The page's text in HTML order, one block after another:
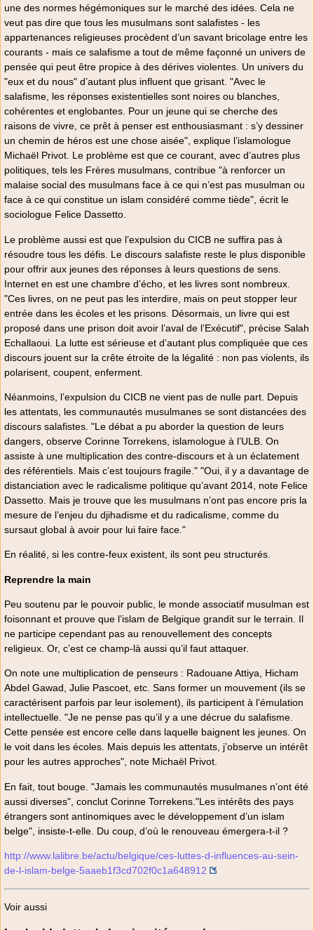
une des normes hégémoniques sur le marché des idées. Cela ne
veut pas dire que tous les musulmans sont salafistes - les
appartenances religieuses procèdent d’un savant bricolage entre les
courants - mais ce salafisme a tout de même façonné un univers de
pensée qui peut être propice à des dérives violentes. Un univers du
"eux et du nous" d’autant plus influent que grisant. "Avec le
salafisme, les réponses existentielles sont noires ou blanches,
cohérentes et englobantes. Pour un jeune qui se cherche des
raisons de vivre, ce prêt à penser est enthousiasmant : s’y dessiner
un chemin de héros est une chose aisée", explique l’islamologue
Michaël Privot. Le problème est que ce courant, avec d’autres plus
politiques, tels les Frères musulmans, contribue "à renforcer un
malaise social des musulmans face à ce qui n’est pas musulman ou
face à ce qui constitue un islam considéré comme tiède", écrit le
sociologue Felice Dassetto.
Le problème aussi est que l’expulsion du CICB ne suffira pas à
résoudre tous les défis. Le discours salafiste reste le plus disponible
pour offrir aux jeunes des réponses à leurs questions de sens.
Internet en est une chambre d’écho, et les livres sont nombreux.
"Ces livres, on ne peut pas les interdire, mais on peut stopper leur
entrée dans les écoles et les prisons. Désormais, un livre qui est
proposé dans une prison doit avoir l’aval de l’Exécutif", précise Salah
Echallaoui. La lutte est sérieuse et d’autant plus compliquée que ces
discours jouent sur la crête étroite de la légalité : non pas violents, ils
polarisent, coupent, enferment.
Néanmoins, l’expulsion du CICB ne vient pas de nulle part. Depuis
les attentats, les communautés musulmanes se sont distancées des
discours salafistes. "Le débat a pu aborder la question de leurs
dangers, observe Corinne Torrekens, islamologue à l’ULB. On
assiste à une multiplication des contre-discours et à un éclatement
des référentiels. Mais c’est toujours fragile." "Oui, il y a davantage de
distanciation avec le radicalisme politique qu’avant 2014, note Felice
Dassetto. Mais je trouve que les musulmans n’ont pas encore pris la
mesure de l’enjeu du djihadisme et du radicalisme, comme du
sursaut global à avoir pour lui faire face."
En réalité, si les contre-feux existent, ils sont peu structurés.
Reprendre la main
Peu soutenu par le pouvoir public, le monde associatif musulman est
foisonnant et prouve que l’islam de Belgique grandit sur le terrain. Il
ne participe cependant pas au renouvellement des concepts
religieux. Or, c’est ce champ-là aussi qu’il faut attaquer.
On note une multiplication de penseurs : Radouane Attiya, Hicham
Abdel Gawad, Julie Pascoet, etc. Sans former un mouvement (ils se
caractérisent parfois par leur isolement), ils participent à l’émulation
intellectuelle. "Je ne pense pas qu’il y a une décrue du salafisme.
Cette pensée est encore celle dans laquelle baignent les jeunes. On
le voit dans les écoles. Mais depuis les attentats, j’observe un intérêt
pour les autres approches", note Michaël Privot.
En fait, tout bouge. "Jamais les communautés musulmanes n’ont été
aussi diverses", conclut Corinne Torrekens."Les intérêts des pays
étrangers sont antinomiques avec le développement d’un islam
belge", insiste-t-elle. Du coup, d’où le renouveau émergera-t-il ?
http://www.lalibre.be/actu/belgique/ces-luttes-d-influences-au-sein-
de-l-islam-belge-5aaeb1f3cd702f0c1a648912
Voir aussi